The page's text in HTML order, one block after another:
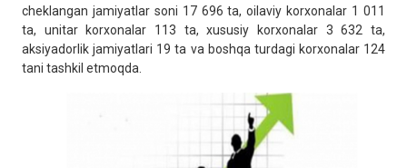
cheklangan jamiyatlar soni 17 696 ta, oilaviy korxonalar 1 011
ta, unitar korxonalar 113 ta, xususiy korxonalar 3 632 ta,
aksiyadorlik jamiyatlari 19 ta va boshqa turdagi korxonalar 124
tani tashkil etmoqda.